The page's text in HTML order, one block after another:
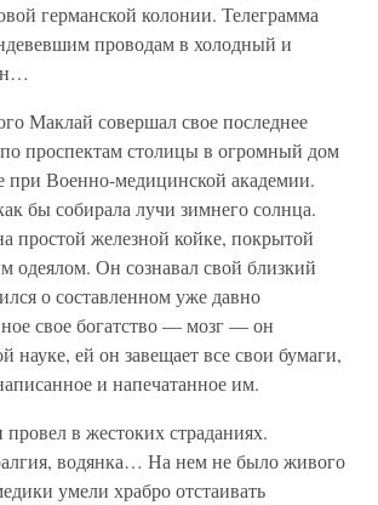
германской колонии. Телеграмма
проводам в холодный и
Маклай совершал свое последнее
проспектам столицы в огромный дом
Военно-медицинской академии.
бы собирала лучи зимнего солнца.
простой железной койке, покрытой
одеялом. Он сознавал свой близкий
о составленном уже давно
свое богатство — мозг — он
науке, ей он завещает все свои бумаги,
и напечатанное им.
в жестоких страданиях.
водянка… На нем не было живого
умели храбро отстаивать